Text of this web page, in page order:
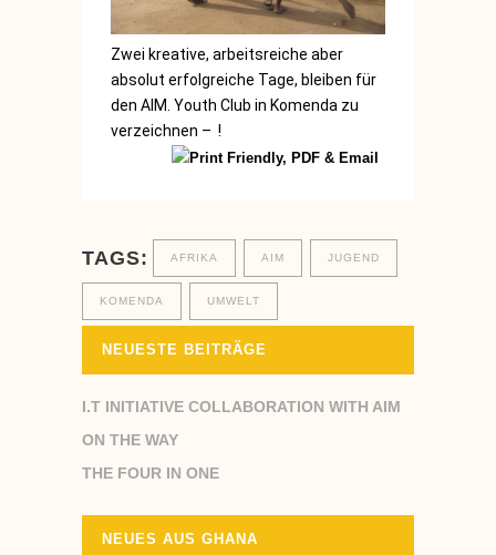
Zwei kreative, arbeitsreiche aber
absolut erfolgreiche Tage, bleiben für
den AIM. Youth Club in Komenda zu
verzeichnen – !
TAGS: AFRIKA AIM JUGEND
KOMENDA UMWELT
NEUESTE BEITRÄGE
I.T INITIATIVE COLLABORATION WITH AIM
ON THE WAY
THE FOUR IN ONE
NEUES AUS GHANA